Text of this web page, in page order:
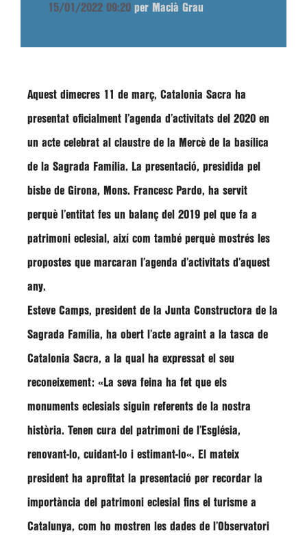
15/01/2022 09:20 per Macià Grau
Aquest dimecres 11 de març, Catalonia Sacra ha
presentat oficialment l’agenda d’activitats del 2020 en
un acte celebrat al claustre de la Mercè de la basílica
de la Sagrada Família. La presentació, presidida pel
bisbe de Girona, Mons. Francesc Pardo, ha servit
perquè l’entitat fes un balanç del 2019 pel que fa a
patrimoni eclesial, així com també perquè mostrés les
propostes que marcaran l’agenda d’activitats d’aquest
any.
Esteve Camps, president de la Junta Constructora de la
Sagrada Família, ha obert l’acte agraint a la tasca de
Catalonia Sacra, a la qual ha expressat el seu
reconeixement: « La seva feina ha fet que els
monuments eclesials siguin referents de la nostra
història. Tenen cura del patrimoni de l’Església,
renovant-lo, cuidant-lo i estimant-lo«. El mateix
president ha aprofitat la presentació per recordar la
importància del patrimoni eclesial fins el turisme a
Catalunya, com ho mostren les dades de l’Observatori